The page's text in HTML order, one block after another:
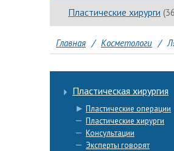
Пластические хирурги
Главная / Косметологи /
Пластическая хирургия
Пластические операции
Пластические хирурги
Консультации
Эксперты говорят